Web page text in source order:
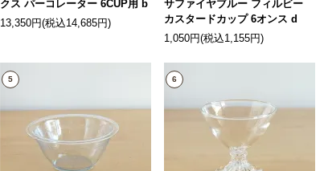
クス パーコレーター 6CUP用 b
13,350円(税込14,685円)
サファイヤブルー フィルビー
カスタードカップ 6オンス d
1,050円(税込1,155円)
5 6